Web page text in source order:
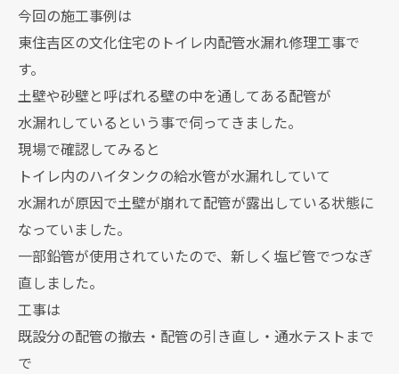
今回の施工事例は
東住吉区の文化住宅のトイレ内配管水漏れ修理工事で
す。
土壁や砂壁と呼ばれる壁の中を通してある配管が
水漏れしているという事で伺ってきました。
現場で確認してみると
トイレ内のハイタンクの給水管が水漏れしていて
水漏れが原因で土壁が崩れて配管が露出している状態に
なっていました。
一部鉛管が使用されていたので、新しく塩ビ管でつなぎ
直しました。
工事は
既設分の配管の撤去・配管の引き直し・通水テストまで
で